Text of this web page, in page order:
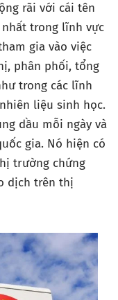
rãi với cái tên
trong lĩnh vực
gia vào việc
phân phối, tổng
trong các lĩnh
liệu sinh học.
dầu mỗi ngày và
gia. Nó hiện có
trường chứng
dịch trên thị